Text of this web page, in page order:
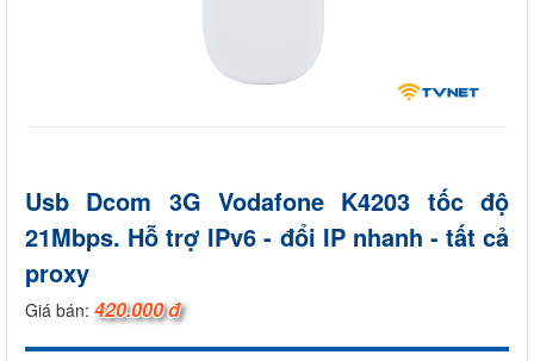
Usb Dcom 3G Vodafone K4203 tốc độ
21Mbps. Hỗ trợ IPv6 - đổi IP nhanh - tất cả
proxy
Giá bán: 420.000 đ